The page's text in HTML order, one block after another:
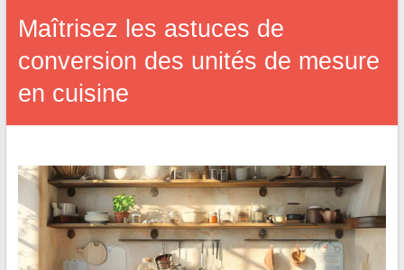
Maîtrisez les astuces de
conversion des unités de mesure
en cuisine